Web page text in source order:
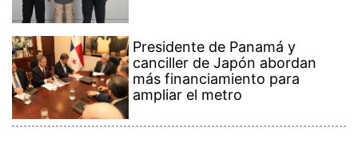
Presidente de Panamá y
canciller de Japón abordan
más financiamiento para
ampliar el metro